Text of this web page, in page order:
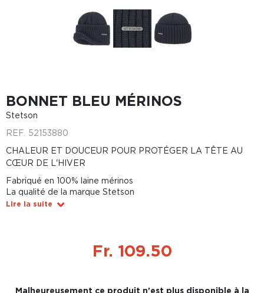
BONNET BLEU MÉRINOS
Stetson
REF. 52153880
CHALEUR ET DOUCEUR POUR PROTÉGER LA TÊTE AU
CŒUR DE L'HIVER
Fabriqué en 100% laine mérinos
La qualité de la marque Stetson
Lire la suite
Fr. 109.50
Malheureusement ce produit n'est plus disponible à la